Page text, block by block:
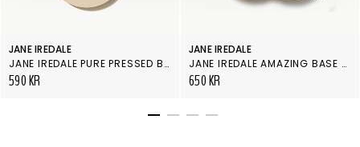
JANE IREDALE
JANE IREDALE PURE PRESSED BASE, REFILL BISQUE
590 KR
JANE IREDALE
JANE IREDALE AMAZING BASE SATIN
650 KR